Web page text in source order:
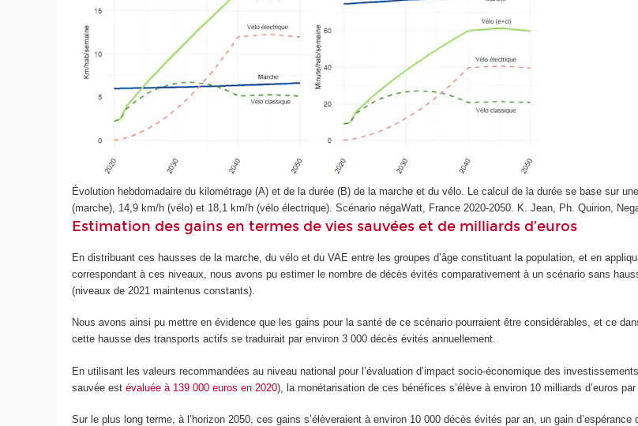
Évolution hebdomadaire du kilométrage (A) et de la durée (B) de la marche et du vélo. Le calcul de la durée se base sur
(marche), 14,9 km/h (vélo) et 18,1 km/h (vélo électrique). Scénario négaWatt, France 2020-2050. K. Jean, Ph. Quirion,
Estimation des gains en termes de vies sauvées et de milliards d’euros
En distribuant ces hausses de la marche, du vélo et du VAE entre les groupes d’âge constituant la population, et en
correspondant à ces niveaux, nous avons pu estimer le nombre de décès évités comparativement à un scénario sans
(niveaux de 2021 maintenus constants).
Nous avons ainsi pu mettre en évidence que les gains pour la santé de ce scénario pourraient être considérables, et ce
cette hausse des transports actifs se traduirait par environ 3 000 décès évités annuellement.
En utilisant les valeurs recommandées au niveau national pour l’évaluation d’impact socio-économique des
sauvée estévaluée à 139 000 euros en 2020), la monétarisation de ces bénéfices s’élève à environ 10 milliards d’euros par
Sur le plus long terme, à l’horizon 2050, ces gains s’élèveraient à environ 10 000 décès évités par an, un gain d’espérance